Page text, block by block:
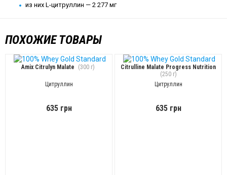
из них L-цитруллин — 2 277 мг
ПОХОЖИЕ ТОВАРЫ
Amix Citrulyn Malate (300 г)
Цитруллин
635 грн
Citrulline Malate Progress Nutrition
(250 г)
Цитруллин
635 грн